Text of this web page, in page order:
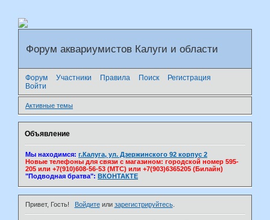
Форум аквариумистов Калуги и области
Форум Участники Правила Поиск
Регистрация
Войти
Активные темы
Объявление
Мы находимся: г.Калуга, ул. Дзержинского 92 корпус 2
Новые телефоны для связи с магазином: городской номер 595-
205 или +7(910)608-56-53 (МТС) или +7(903)6365205 (Билайн)
"Подводная братва": ВКОНТАКТЕ
Привет, Гость! Войдитеили зарегистрируйтесь.